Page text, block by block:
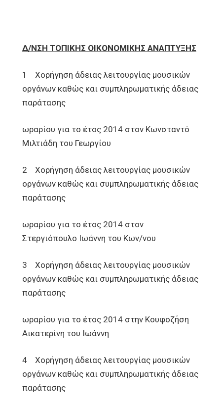
Δ/ΝΣΗ ΤΟΠΙΚΗΣ ΟΙΚΟΝΟΜΙΚΗΣ ΑΝΑΠΤΥΞΗΣ
1 Xορήγηση άδειας λειτουργίας μουσικών
οργάνων καθώς και συμπληρωματικής άδειας
παράτασης
ωραρίου για το έτος 2014 στον Κωνσταντό
Μιλτιάδη του Γεωργίου
2 Xορήγηση άδειας λειτουργίας μουσικών
οργάνων καθώς και συμπληρωματικής άδειας
παράτασης
ωραρίου για το έτος 2014 στον
Στεργιόπουλο Ιωάννη του Κων/νου
3 Xορήγηση άδειας λειτουργίας μουσικών
οργάνων καθώς και συμπληρωματικής άδειας
παράτασης
ωραρίου για το έτος 2014 στην Κουφοζήση
Αικατερίνη του Ιωάννη
4 Xορήγηση άδειας λειτουργίας μουσικών
οργάνων καθώς και συμπληρωματικής άδειας
παράτασης